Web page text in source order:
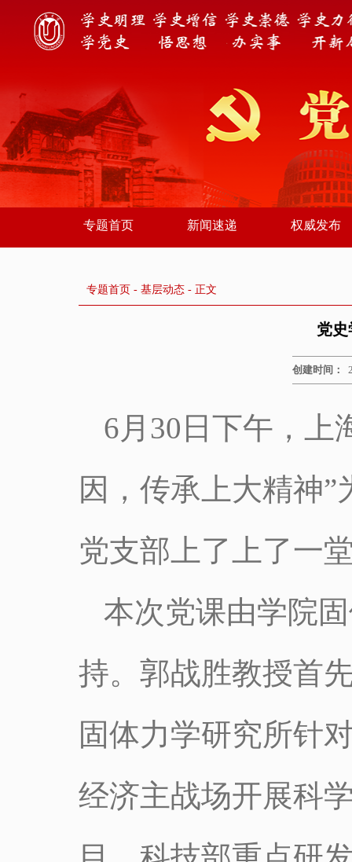
专题首页 新闻速递 权威发布
专题首页 - 基层动态 - 正文
党
创建时间：
6月30日下午，上
因，传承上大精神
党支部上了上了一
本次党课由学院
持。郭战胜教授首
固体力学研究所针
经济主战场开展科